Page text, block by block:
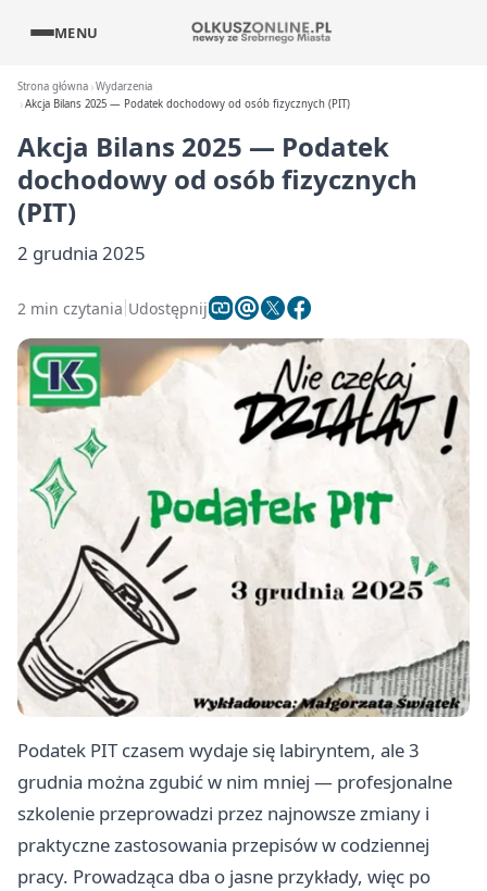
MENU
Strona główna Wydarzenia
Akcja Bilans 2025 — Podatek dochodowy od osób fizycznych (PIT)
Akcja Bilans 2025 — Podatek
dochodowy od osób fizycznych
(PIT)
2 grudnia 2025
2 min czytania Udostępnij
Podatek PIT czasem wydaje się labiryntem, ale 3
grudnia można zgubić w nim mniej — profesjonalne
szkolenie przeprowadzi przez najnowsze zmiany i
praktyczne zastosowania przepisów w codziennej
pracy. Prowadząca dba o jasne przykłady, więc po